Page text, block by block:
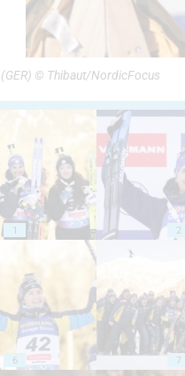
© Thibaut/NordicFocus
1 2
6 7